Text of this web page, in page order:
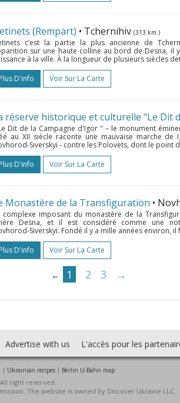
(Rempart) • Tchernihiv (313 km.)
c’est la partie la plus ancienne de
sur une haute colline au bord de Desna, il
à la ville. À la longueur de plusieurs siècles
Plus D'info
Voir Sur La Carte
réserve historique et culturelle "Le Dit
Dit de la Campagne d'Igor " – le monument
au XII siècle raconte une mauvaise marche de
Siverskyï - contre les Polovets, dont le point
Plus D'info
Voir Sur La Carte
Monastère de la Transfiguration •
complexe imposant du monastère de la
Desna, et il est considéré comme une
Siverskyï. Fondé il y a mille années environ,
Plus D'info
Voir Sur La Carte
← 1 2 3 →
Advertise with us L'accès pour les
| Ukrainian recipes| Berlin U-Bahn map
right reserved.
The website is owned by Discover Ukraine LLC.